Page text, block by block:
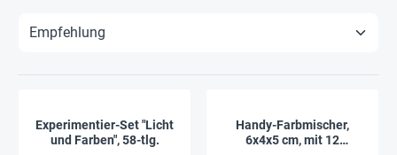
Experimentier-Set "Licht
und Farben", 58-tlg.
Handy-Farbmischer,
6x4x5 cm, mit 12